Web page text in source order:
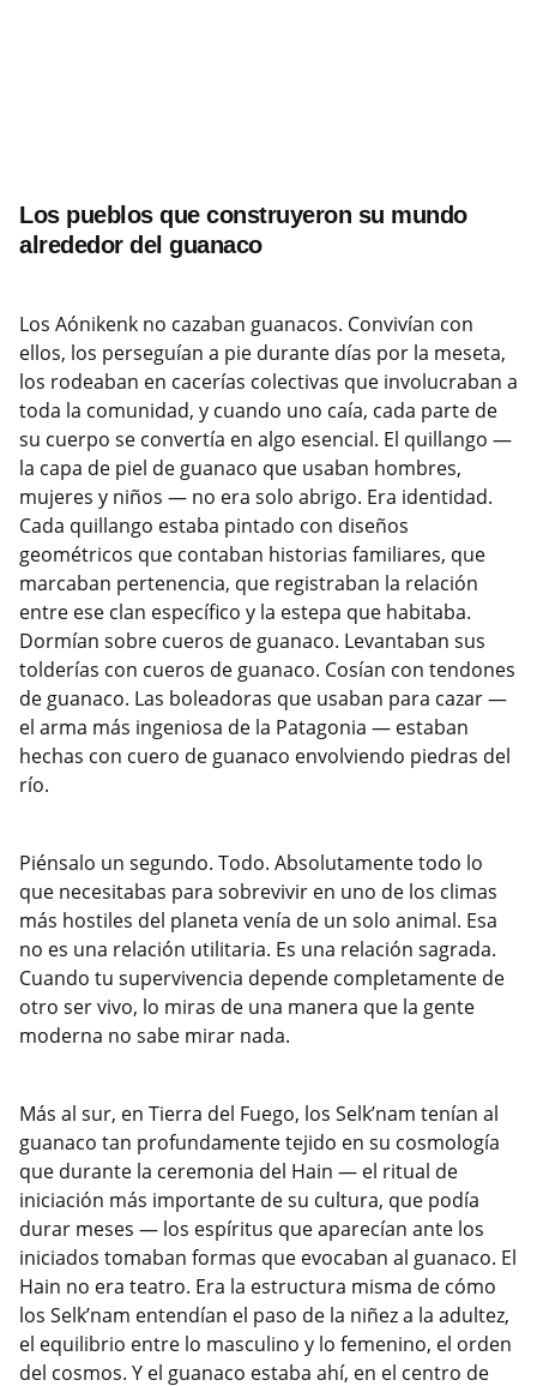
Los pueblos que construyeron su mundo
alrededor del guanaco
Los Aónikenk no cazaban guanacos. Convivían con
ellos, los perseguían a pie durante días por la meseta,
los rodeaban en cacerías colectivas que involucraban a
toda la comunidad, y cuando uno caía, cada parte de
su cuerpo se convertía en algo esencial. El quillango —
la capa de piel de guanaco que usaban hombres,
mujeres y niños — no era solo abrigo. Era identidad.
Cada quillango estaba pintado con diseños
geométricos que contaban historias familiares, que
marcaban pertenencia, que registraban la relación
entre ese clan específico y la estepa que habitaba.
Dormían sobre cueros de guanaco. Levantaban sus
tolderías con cueros de guanaco. Cosían con tendones
de guanaco. Las boleadoras que usaban para cazar —
el arma más ingeniosa de la Patagonia — estaban
hechas con cuero de guanaco envolviendo piedras del
río.
Piénsalo un segundo. Todo. Absolutamente todo lo
que necesitabas para sobrevivir en uno de los climas
más hostiles del planeta venía de un solo animal. Esa
no es una relación utilitaria. Es una relación sagrada.
Cuando tu supervivencia depende completamente de
otro ser vivo, lo miras de una manera que la gente
moderna no sabe mirar nada.
Más al sur, en Tierra del Fuego, los Selk’nam tenían al
guanaco tan profundamente tejido en su cosmología
que durante la ceremonia del Hain — el ritual de
iniciación más importante de su cultura, que podía
durar meses — los espíritus que aparecían ante los
iniciados tomaban formas que evocaban al guanaco. El
Hain no era teatro. Era la estructura misma de cómo
los Selk’nam entendían el paso de la niñez a la adultez,
el equilibrio entre lo masculino y lo femenino, el orden
del cosmos. Y el guanaco estaba ahí, en el centro de